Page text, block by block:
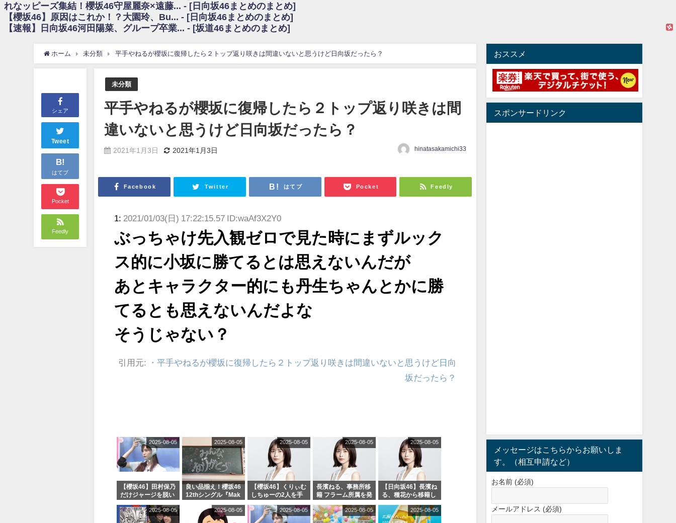
欅坂46/日向坂46まとめのまとめ / 『anan』の表紙の櫻坂46さん、多様性の時代だと話題に
欅坂46/日向坂46まとめのまとめ / 日向坂46より重大発表！！！！
日向坂46まとめのまとめ / 【朗報】増田三莉音さんの生足wwwwwwwwwwww
日向坂46まとめのまとめ / 【日向坂46】五期生着ぐるみ生写真も！ 富田鈴花考案グッズ＆生写真5種が公開される
アイドル – ぷぅアンテナ / 「乃木坂46ののぎおび⊿」北野日奈子が生配信！【2022.3.22 17:15〜 SHOWROOM】
アイドル – ぷぅアンテナ / 2022年3月22日（火）のメディア情報
アイドル – ぷぅアンテナ / 【乃木坂46】井上和の『なぎおはぎ』って こんぺいとう×いちごみるく×マヨラー星人 と同じと考えてよろしいですか？
アイドル – ぷぅアンテナ / 【乃木坂46】日村勇紀 gif職人が切り抜いた名シーン.gif
ふぇどみ！ / 【悲報】呪術廻戦、視聴率5.1%
ふぇどみ！ / 【画像】スポ－ツキャスターお姉さん・ハメまくりだったｗｗｗｗｗｗｗｗｗｗｗｗ
ふぇどみ！ / 【悲報】母「裕福な過程が高学歴になるとか大嘘。教育に金をかけまくったうちの息子が団地住みの貧乏に学歴で負けた」
Powered by livedoor 相互RSS
れなッピーズ集結！櫻坂46守屋麗奈×遠藤... - [日向坂46まとめのまとめ]
【櫻坂46】原因はこれか！？大園玲、Bu... - [日向坂46まとめのまとめ]
【速報】日向坂46河田陽菜、グループ卒業... - [坂道46まとめのまとめ]
ホーム 未分類 平手やねるが櫻坂に復帰したら２トップ返り咲きは間違いないと思うけど日向坂だったら？
シェア
Tweet
B!
はてブ
Pocket
Feedly
未分類
平手やねるが櫻坂に復帰したら２トップ返り咲きは間
違いないと思うけど日向坂だったら？
2021年1月3日 2021年1月3日 hinatasakamichi33
Facebook Twitter はてブ Pocket Feedly
1: 2021/01/03(日) 17:22:15.57 ID:waAf3X2Y0
ぶっちゃけ先入観ゼロで見た時にまずルック
ス的に小坂に勝てるとは思えないんだが
あとキャラクター的にも丹生ちゃんとかに勝
てるとも思えないんだよな
そうじゃない？
引用元:
・平手やねるが櫻坂に復帰したら２トップ返り咲きは間違いないと思うけど日向
坂だったら？
【櫻坂46】田村保乃
だけジャージを脱い
2025-08-05
良い品揃え！櫻坂46
12thシングル『Mak
シャルグッズ絶賛販
売受付中
2025-08-05
【櫻坂46】くりぃむ
しちゅーの2人を手
【くりぃむナンタ
ラ】
2025-08-05
長濱ねる、事務所移
籍 フラーム所属を発
2025-08-05
【日向坂46】長濱ね
る、種花から移籍し
れで事務所に所属し
ているのは... おひさ
2025-08-05
2025-08-05 2025-08-05 2025-08-05 2025-08-05 2025-08-05
おススメ
スポンサードリンク
メッセージはこちらからお願いしま
す。（相互申請など）
お名前 (必須)
メールアドレス (必須)